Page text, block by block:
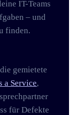
IT-Teams
– und
finden.
gemietete
a Service,
für Defekte